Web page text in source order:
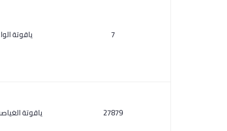
7 ياقوتة
27879 ياقوتة